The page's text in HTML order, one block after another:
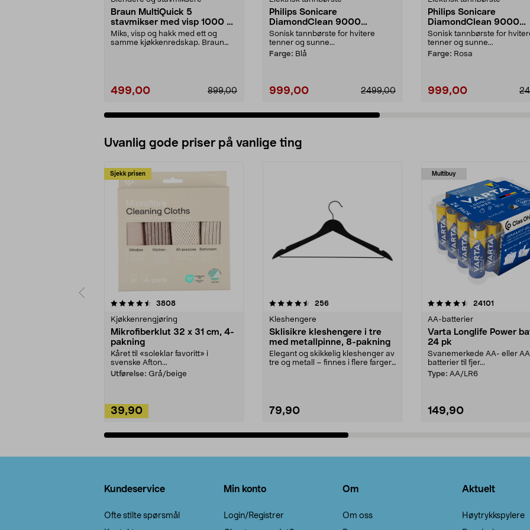
Braun MultiQuick 5
stavmikser med visp 1000 W,
MQ50202M
Miks, visp og hakk med ett og
samme kjøkkenredskap. Braun
499,00 899,00
Philips Sonicare
DiamondClean 9000
elektrisk tannbørste, Special
Edition
Sonisk tannbørste for hvitere
tenner og sunne...
Farge: Blå
999,00 2499,00
Philips Sonicare
DiamondClean 9000
elektrisk tannbørste,
Edition
Sonisk tannbørste for
tenner og sunne...
Farge: Rosa
999,00
Uvanlig gode priser på vanlige ting
Sjekk prisen
3808anmeldelser
Kjøkkenrengjøring
Mikrofiberklut 32 x 31 cm, 4-
pakning
Kåret til «soleklar favoritt» i
svenske Afton...
Utførelse: Grå/beige
39,90
4.5av 5 stjerner 256anmeldelser
Kleshengere
Sklisikre kleshengere i tre
med metallpinne, 8-pakning
Elegant og skikkelig kleshenger av
tre og metall – finnes i flere farger.
79,90
Multibuy
4.5av 5 stjerner 24101
AA-batterier
Varta Longlife Power
24 pk
Svanemerkede AA- eller
batterier til fjer...
Type: AA/LR6
149,90
4.5av 5 stjerner
Kundeservice
Ofte stilte spørsmål
Min konto
Login/Registrer
Om
Om oss
Aktuelt
Høytrykkspylere